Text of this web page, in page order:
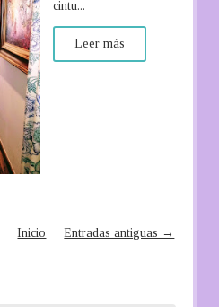
cintu...
Leer más
Entradas antiguas →
Inicio